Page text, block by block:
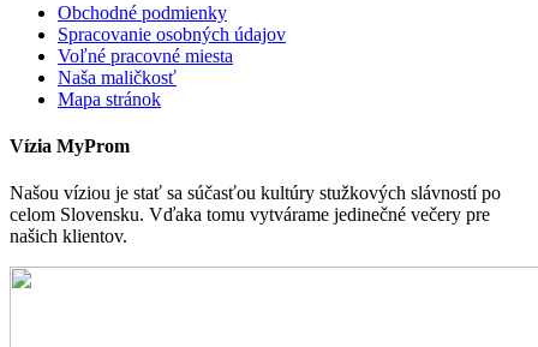
Obchodné podmienky
Spracovanie osobných údajov
Voľné pracovné miesta
Naša maličkosť
Mapa stránok
Vízia MyProm
Našou víziou je stať sa súčasťou kultúry stužkových slávností po
celom Slovensku. Vďaka tomu vytvárame jedinečné večery pre
našich klientov.